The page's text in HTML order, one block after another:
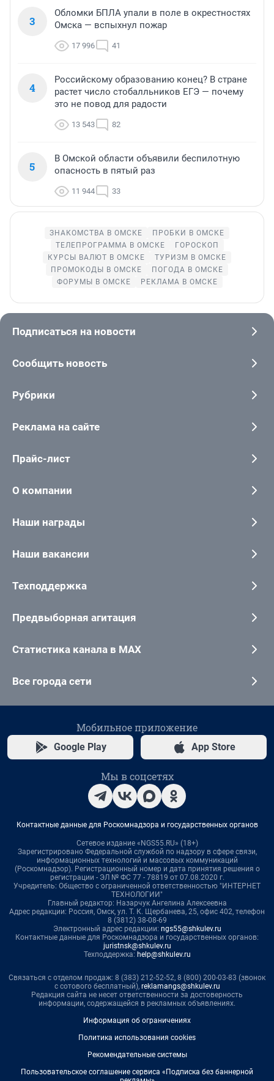
3
Обломки БПЛА упали в поле в окрестностях
Омска — вспыхнул пожар
17 996 41
4
Российскому образованию конец? В стране
растет число стобалльников ЕГЭ — почему
это не повод для радости
13 543 82
5
В Омской области объявили беспилотную
опасность в пятый раз
11 944 33
ЗНАКОМСТВА В ОМСКЕ
ПРОБКИ В ОМСКЕ
ТЕЛЕПРОГРАММА В ОМСКЕ
ГОРОСКОП
КУРСЫ ВАЛЮТ В ОМСКЕ
ТУРИЗМ В ОМСКЕ
ПРОМОКОДЫ В ОМСКЕ
ПОГОДА В ОМСКЕ
ФОРУМЫ В ОМСКЕ
РЕКЛАМА В ОМСКЕ
Подписаться на новости
Сообщить новость
Рубрики
Реклама на сайте
Прайс-лист
О компании
Наши награды
Наши вакансии
Техподдержка
Предвыборная агитация
Статистика канала в MAX
Все города сети
Мобильное приложение
Google Play App Store
Мы в соцсетях
Контактные данные для Роскомнадзора и государственных органов
Сетевое издание «NGS55.RU» (18+)
Зарегистрировано Федеральной службой по надзору в сфере связи,
информационных технологий и массовых коммуникаций
(Роскомнадзор). Регистрационный номер и дата принятия решения о
регистрации - ЭЛ № ФС 77 - 78819 от 07.08.2020 г.
Учредитель: Общество с ограниченной ответственностью "ИНТЕРНЕТ
ТЕХНОЛОГИИ"
Главный редактор: Назарчук Ангелина Алексеевна
Адрес редакции: Россия, Омск, ул. Т. К. Щербанева, 25, офис 402, телефон
8 (3812) 38-08-69
Электронный адрес редакции: ngs55@shkulev.ru
Контактные данные для Роскомнадзора и государственных органов:
juristnsk@shkulev.ru
Техподдержка: help@shkulev.ru
Связаться с отделом продаж: 8 (383) 212-52-52, 8 (800) 200-03-83 (звонок
с сотового бесплатный), reklamangs@shkulev.ru
Редакция сайта не несет ответственности за достоверность
информации, содержащейся в рекламных объявлениях.
Информация об ограничениях
Политика использования cookies
Рекомендательные системы
Пользовательское соглашение сервиса «Подписка без баннерной